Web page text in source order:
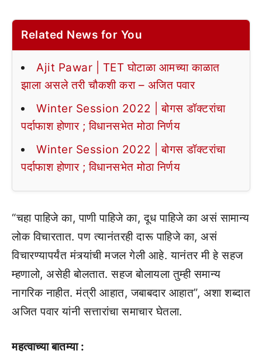
Related News for You
Ajit Pawar | TET घोटाळा आमच्या काळात
झाला असले तरी चौकशी करा – अजित पवार
Winter Session 2022 | बोगस डॉक्टरांचा
पर्दाफाश होणार ; विधानसभेत मोठा निर्णय
Winter Session 2022 | बोगस डॉक्टरांचा
पर्दाफाश होणार ; विधानसभेत मोठा निर्णय
“चहा पाहिजे का, पाणी पाहिजे का, दूध पाहिजे का असं सामान्य
लोक विचारतात. पण त्यानंतरही दारू पाहिजे का, असं
विचारण्यापर्यंत मंत्र्यांची मजल गेली आहे. यानंतर मी हे सहज
म्हणालो, असेही बोलतात. सहज बोलायला तुम्ही समान्य
नागरिक नाहीत. मंत्री आहात, जबाबदार आहात”, अशा शब्दात
अजित पवार यांनी सत्तारांचा समाचार घेतला.
महत्वाच्या बातम्या :